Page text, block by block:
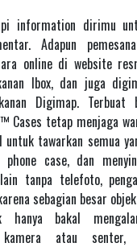
information dirimu
Adapun
online di website
Ibox, dan juga
Digimap. Terbuat
Cases tetap menjaga
tawarkan semua
phone case, dan
tanpa telefoto,
sebagian besar
hanya bakal
kamera atau